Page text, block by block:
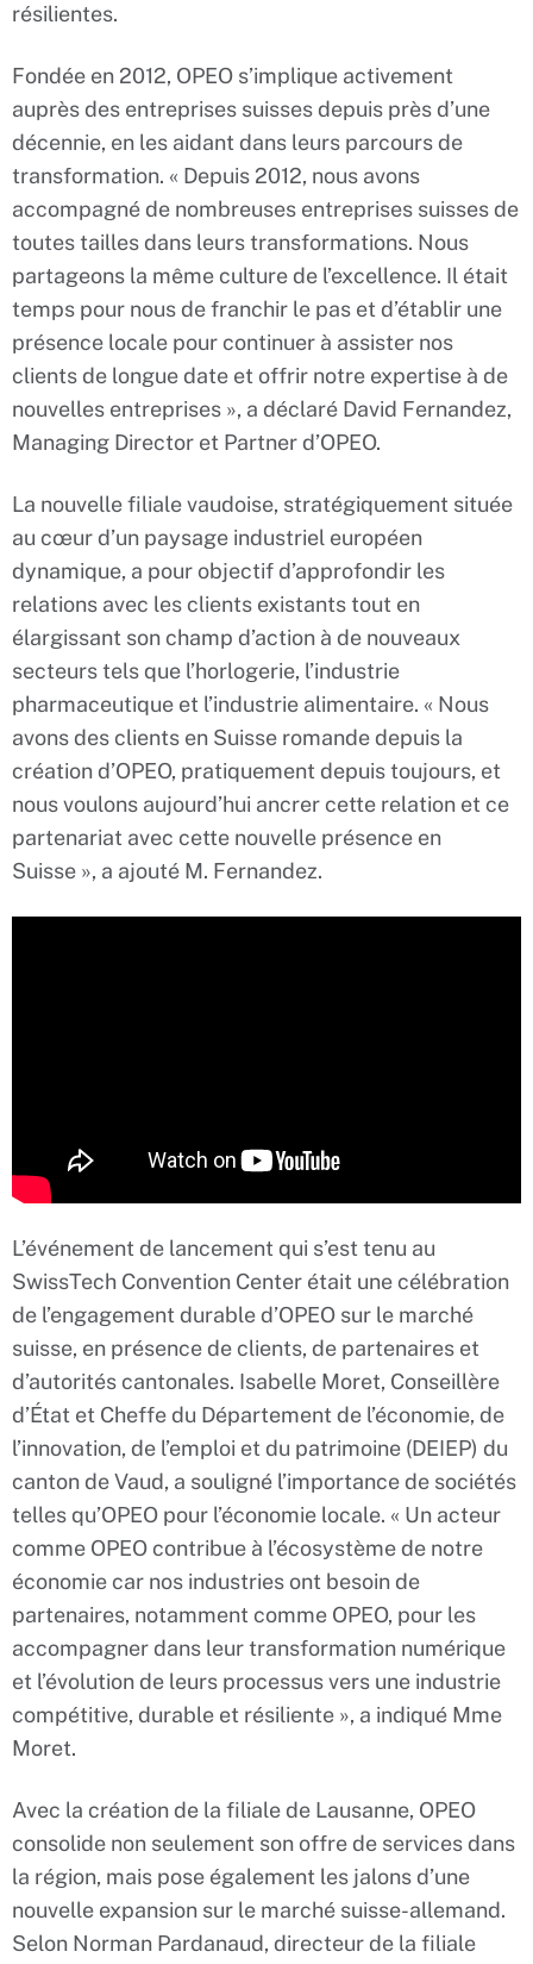
résilientes.
Fondée en 2012, OPEO s’implique activement
auprès des entreprises suisses depuis près d’une
décennie, en les aidant dans leurs parcours de
transformation. « Depuis 2012, nous avons
accompagné de nombreuses entreprises suisses de
toutes tailles dans leurs transformations. Nous
partageons la même culture de l’excellence. Il était
temps pour nous de franchir le pas et d’établir une
présence locale pour continuer à assister nos
clients de longue date et offrir notre expertise à de
nouvelles entreprises », a déclaré David Fernandez,
Managing Director et Partner d’OPEO.
La nouvelle filiale vaudoise, stratégiquement située
au cœur d’un paysage industriel européen
dynamique, a pour objectif d’approfondir les
relations avec les clients existants tout en
élargissant son champ d’action à de nouveaux
secteurs tels que l’horlogerie, l’industrie
pharmaceutique et l’industrie alimentaire. « Nous
avons des clients en Suisse romande depuis la
création d’OPEO, pratiquement depuis toujours, et
nous voulons aujourd’hui ancrer cette relation et ce
partenariat avec cette nouvelle présence en
Suisse », a ajouté M. Fernandez.
L’événement de lancement qui s’est tenu au
SwissTech Convention Center était une célébration
de l’engagement durable d’OPEO sur le marché
suisse, en présence de clients, de partenaires et
d’autorités cantonales. Isabelle Moret, Conseillère
d’État et Cheffe du Département de l’économie, de
l’innovation, de l’emploi et du patrimoine (DEIEP) du
canton de Vaud, a souligné l’importance de sociétés
telles qu’OPEO pour l’économie locale. « Un acteur
comme OPEO contribue à l’écosystème de notre
économie car nos industries ont besoin de
partenaires, notamment comme OPEO, pour les
accompagner dans leur transformation numérique
et l’évolution de leurs processus vers une industrie
compétitive, durable et résiliente », a indiqué Mme
Moret.
Avec la création de la filiale de Lausanne, OPEO
consolide non seulement son offre de services dans
la région, mais pose également les jalons d’une
nouvelle expansion sur le marché suisse-allemand.
Selon Norman Pardanaud, directeur de la filiale